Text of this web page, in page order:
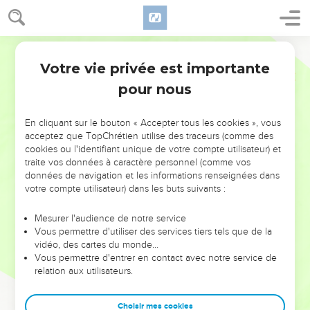
NE MANQUEZ PAS L’ÉVÉNEMENT
DE L’ANNÉE !
ET SI LEURS ERREURS POUVAIENT VOUS ÉVITER LES
VOTRES ?
leur foi ou leur vision. Mais on voit moins les doutes, les erreurs
et les saisons difficiles qu'ils ont traversés, alors même que ce
sont elles qui les ont façonnés.
Dans cette conférence, leaders, entrepreneurs, et responsables
clés pour avancer avec plus de sagesse afin que leurs erreurs
Votre vie privée est importante
pour nous
En cliquant sur le bouton « Accepter tous les cookies », vous
acceptez que TopChrétien utilise des traceurs (comme des
cookies ou l'identifiant unique de votre compte utilisateur) et
traite vos données à caractère personnel (comme vos
données de navigation et les informations renseignées dans
votre compte utilisateur) dans les buts suivants :
Mesurer l'audience de notre service
Vous permettre d'utiliser des services tiers tels que de la
vidéo, des cartes du monde…
Vous permettre d'entrer en contact avec notre service de
relation aux utilisateurs.
Choisir mes cookies